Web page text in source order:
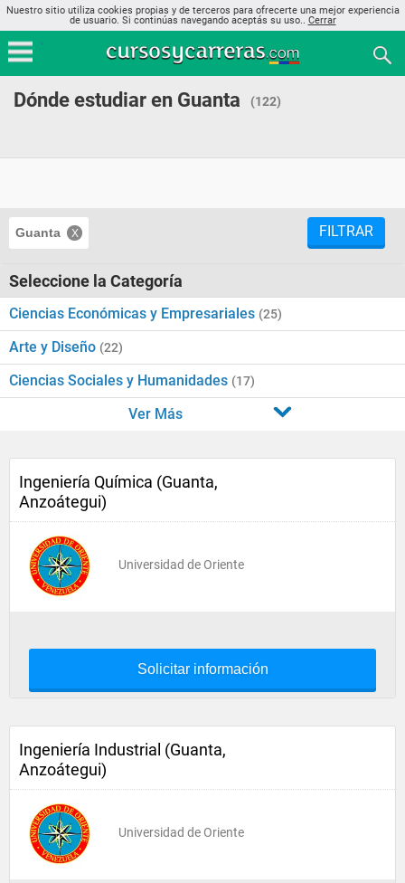
Nuestro sitio utiliza cookies propias y de terceros para ofrecerte una mejor experiencia
de usuario. Si continúas navegando aceptás su uso.. Cerrar
Dónde estudiar en Guanta (122)
Guanta FILTRAR
Seleccione la Categoría
Ciencias Económicas y Empresariales (25)
Arte y Diseño (22)
Ciencias Sociales y Humanidades (17)
Ver Más
Ingeniería Química (Guanta,
Anzoátegui)
Universidad de Oriente
Solicitar información
Ingeniería Industrial (Guanta,
Anzoátegui)
Universidad de Oriente